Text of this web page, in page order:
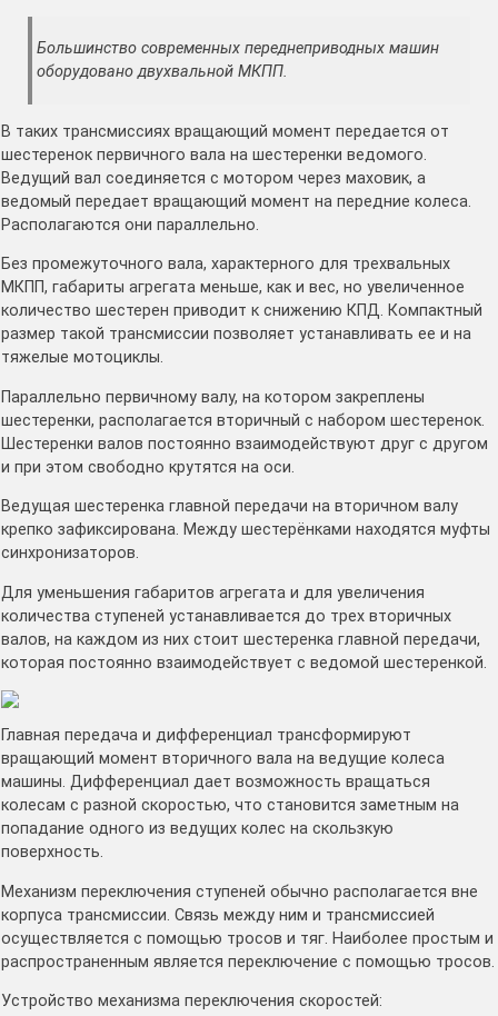
Большинство современных переднеприводных машин
оборудовано двухвальной МКПП.
В таких трансмиссиях вращающий момент передается от
шестеренок первичного вала на шестеренки ведомого.
Ведущий вал соединяется с мотором через маховик, а
ведомый передает вращающий момент на передние колеса.
Располагаются они параллельно.
Без промежуточного вала, характерного для трехвальных
МКПП, габариты агрегата меньше, как и вес, но увеличенное
количество шестерен приводит к снижению КПД. Компактный
размер такой трансмиссии позволяет устанавливать ее и на
тяжелые мотоциклы.
Параллельно первичному валу, на котором закреплены
шестеренки, располагается вторичный с набором шестеренок.
Шестеренки валов постоянно взаимодействуют друг с другом
и при этом свободно крутятся на оси.
Ведущая шестеренка главной передачи на вторичном валу
крепко зафиксирована. Между шестерёнками находятся муфты
синхронизаторов.
Для уменьшения габаритов агрегата и для увеличения
количества ступеней устанавливается до трех вторичных
валов, на каждом из них стоит шестеренка главной передачи,
которая постоянно взаимодействует с ведомой шестеренкой.
Главная передача и дифференциал трансформируют
вращающий момент вторичного вала на ведущие колеса
машины. Дифференциал дает возможность вращаться
колесам с разной скоростью, что становится заметным на
попадание одного из ведущих колес на скользкую
поверхность.
Механизм переключения ступеней обычно располагается вне
корпуса трансмиссии. Связь между ним и трансмиссией
осуществляется с помощью тросов и тяг. Наиболее простым и
распространенным является переключение с помощью тросов.
Устройство механизма переключения скоростей: